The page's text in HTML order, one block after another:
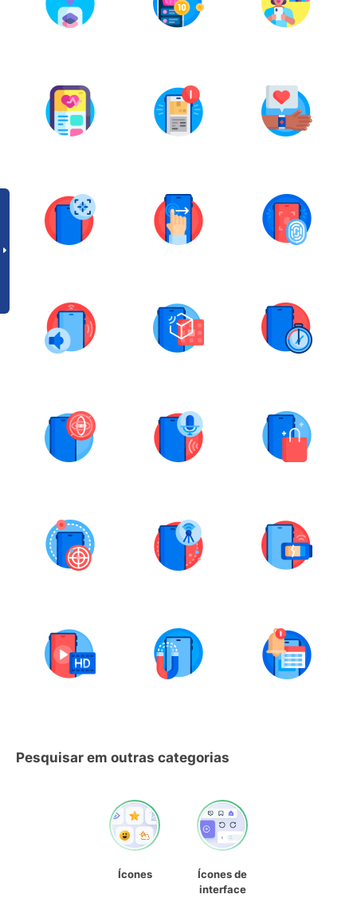
Pesquisar em outras categorias
Ícones
Ícones de
interface